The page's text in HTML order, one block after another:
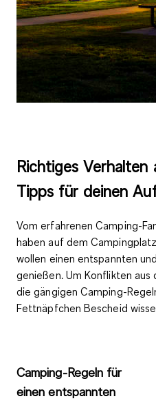
Richtiges
Tipps für deinen
Vom erfahrenen Camping-
haben auf dem
wollen einen entspannten
genießen. Um Konflikten
die gängigen Camping-
Fettnäpfchen Bescheid
Camping-Regeln für
einen entspannten